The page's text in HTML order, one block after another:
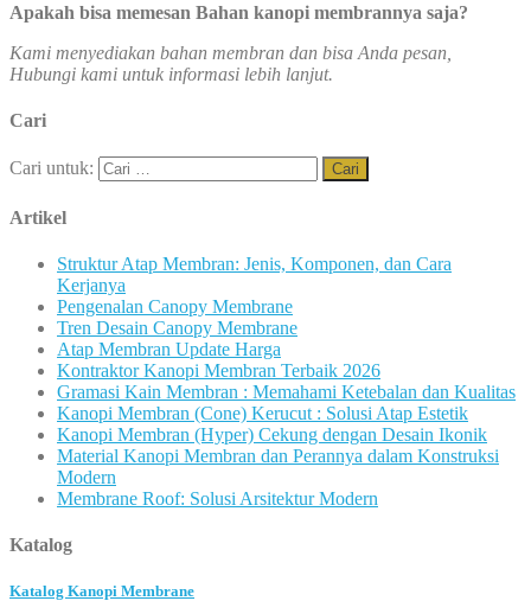
Apakah bisa memesan Bahan kanopi membrannya saja?
Kami menyediakan bahan membran dan bisa Anda pesan,
Hubungi kami untuk informasi lebih lanjut.
Cari
Cari untuk:
Artikel
Struktur Atap Membran: Jenis, Komponen, dan Cara
Kerjanya
Pengenalan Canopy Membrane
Tren Desain Canopy Membrane
Atap Membran Update Harga
Kontraktor Kanopi Membran Terbaik 2026
Gramasi Kain Membran : Memahami Ketebalan dan Kualitas
Kanopi Membran (Cone) Kerucut : Solusi Atap Estetik
Kanopi Membran (Hyper) Cekung dengan Desain Ikonik
Material Kanopi Membran dan Perannya dalam Konstruksi
Modern
Membrane Roof: Solusi Arsitektur Modern
Katalog
Katalog Kanopi Membrane